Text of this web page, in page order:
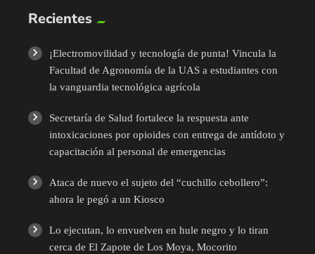
Recientes
¡Electromovilidad y tecnología de punta! Vincula la
Facultad de Agronomía de la UAS a estudiantes con
la vanguardia tecnológica agrícola
Secretaría de Salud fortalece la respuesta ante
intoxicaciones por opioides con entrega de antídoto y
capacitación al personal de emergencias
Ataca de nuevo el sujeto del “cuchillo cebollero”:
ahora le pegó a un Kiosco
Lo ejecutan, lo envuelven en hule negro y lo tiran
cerca de El Zapote de Los Moya, Mocorito